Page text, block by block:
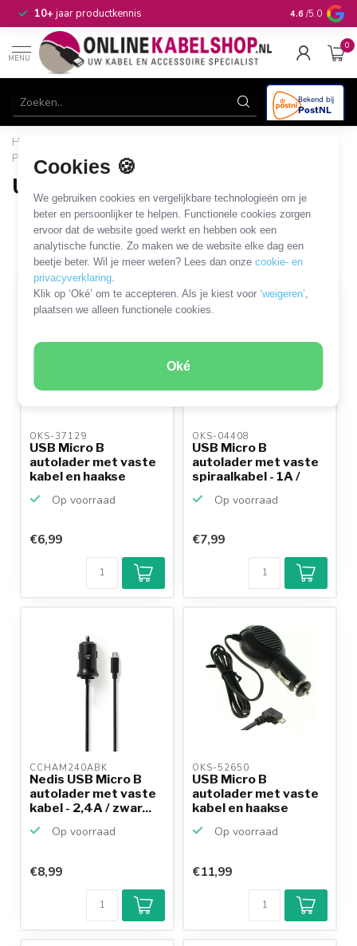
Cookies 🍪
We gebruiken cookies en vergelijkbare technologieën om je
beter en persoonlijker te helpen. Functionele cookies zorgen
ervoor dat de website goed werkt en hebben ook een
analytische functie. Zo maken we de website elke dag een
beetje beter. Wil je meer weten? Lees dan onzecookie- en
privacyverklaring.
Klik op ‘Oké’ om te accepteren. Als je kiest voor‘weigeren’,
plaatsen we alleen functionele cookies.
Oké
10+jaar productkennis 4.6 /5.0
MENU
0
Home
Powerbanks
/ USB Micro autoladers
USB Micro autoladers
16 PRODUCTEN
Filters SORTEER OP
OKS-37129
USB Micro B
autolader met vaste
kabel en haakse
Op voorraad
€6,99
OKS-04408
USB Micro B
autolader met vaste
spiraalkabel - 1A /
Op voorraad
€7,99
CCHAM240ABK
Nedis USB Micro B
autolader met vaste
kabel - 2,4A / zwar...
Op voorraad
€8,99
OKS-52650
USB Micro B
autolader met vaste
kabel en haakse
Op voorraad
€11,99